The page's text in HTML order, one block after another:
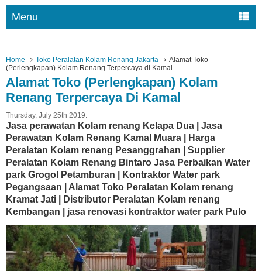
Menu
Home Toko Peralatan Kolam Renang Jakarta
Alamat Toko
(Perlengkapan) Kolam Renang Terpercaya di Kamal
Alamat Toko (Perlengkapan) Kolam
Renang Terpercaya Di Kamal
Thursday, July 25th 2019.
Jasa perawatan Kolam renang Kelapa Dua | Jasa
Perawatan Kolam Renang Kamal Muara | Harga
Peralatan Kolam renang Pesanggrahan | Supplier
Peralatan Kolam Renang Bintaro Jasa Perbaikan Water
park Grogol Petamburan | Kontraktor Water park
Pegangsaan | Alamat Toko Peralatan Kolam renang
Kramat Jati | Distributor Peralatan Kolam renang
Kembangan | jasa renovasi kontraktor water park Pulo